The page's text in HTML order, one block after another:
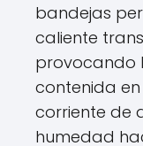
bandejas
caliente
provocando
contenida en
corriente de
humedad